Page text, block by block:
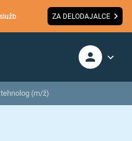
ZA DELODAJALCE
(m/ž)